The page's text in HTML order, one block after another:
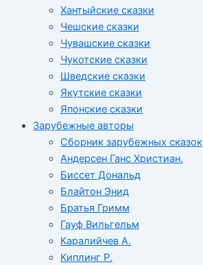
Хантыйские сказки
Чешские сказки
Чувашские сказки
Чукотские сказки
Шведские сказки
Якутские сказки
Японские сказки
Зарубежные авторы
Сборник зарубежных сказок
Андерсен Ганс Христиан.
Биссет Дональд
Блайтон Энид
Братья Гримм
Гауф Вильгельм
Каралийчев А.
Киплинг Р.